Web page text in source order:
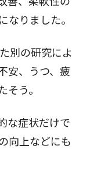
なりました。
別の研究によ
安、うつ、疲
う。
な症状だけで
向上などにも